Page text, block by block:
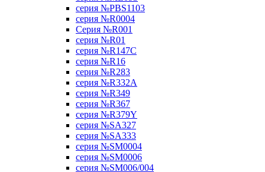
серия №PBS1103
серия №R0004
Серия №R001
серия №R01
серия №R147C
серия №R16
серия №R283
серия №R332A
серия №R349
серия №R367
серия №R379Y
серия №SA327
серия №SA333
серия №SM0004
серия №SM0006
серия №SM006/004